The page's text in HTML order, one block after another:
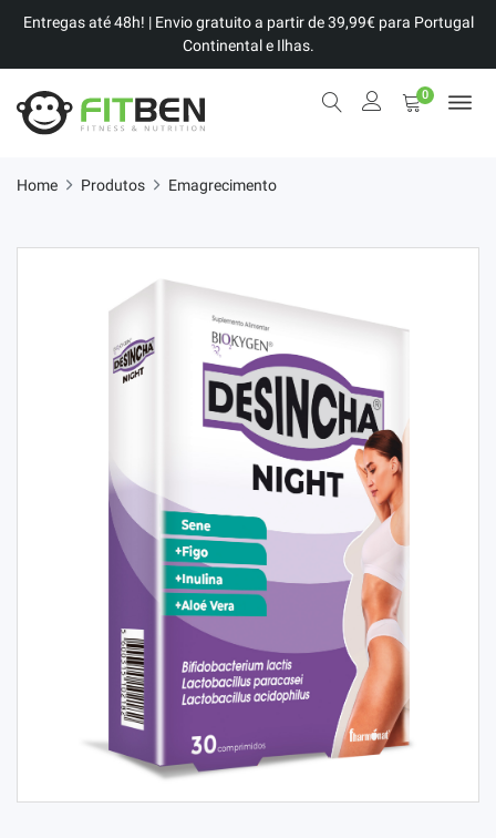
Entregas até 48h! | Envio gratuito a partir de 39,99€ para Portugal
Continental e Ilhas.
0
Home Produtos Emagrecimento